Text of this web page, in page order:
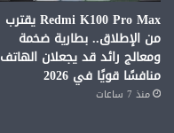
Redmi K100 Pro Max يقترب
من الإطلاق.. بطارية ضخمة
ومعالج رائد قد يجعلان الهاتف
منافسًا قويًا في 2026
منذ 7 ساعات